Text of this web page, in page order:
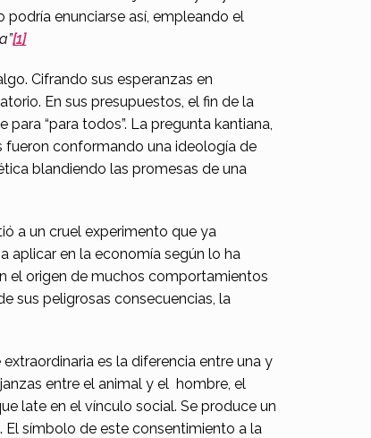
enunciarse así, empleando el
[1]
Cifrando sus esperanzas en
En sus presupuestos, el fin de la
“para todos”. La pregunta kantiana,
fueron conformando una ideología de
blandiendo las promesas de una
a un cruel experimento que ya
aplicar en la economía según lo ha
el origen de muchos comportamientos
sus peligrosas consecuencias, la
es la diferencia entre una y
entre el animal y el hombre, el
late en el vínculo social. Se produce un
símbolo de este consentimiento a la